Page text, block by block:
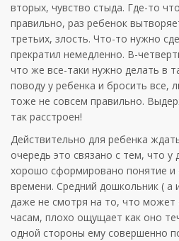
вторых, чувство стыда. Где-то
правильно, раз ребенок
третьих, злость. Что-то нужно
прекратил немедленно. В-
что же все-таки нужно делать в
поводу у ребенка и бросить все,
тоже не совсем правильно.
так расстроен!
Действительно для ребенка
очередь это связано с тем, что у
хорошо сформировано понятие
времени. Средний дошкольник ( а
даже не смотря на то, что может
часам, плохо ощущает как оно
одной стороны ему совершенно